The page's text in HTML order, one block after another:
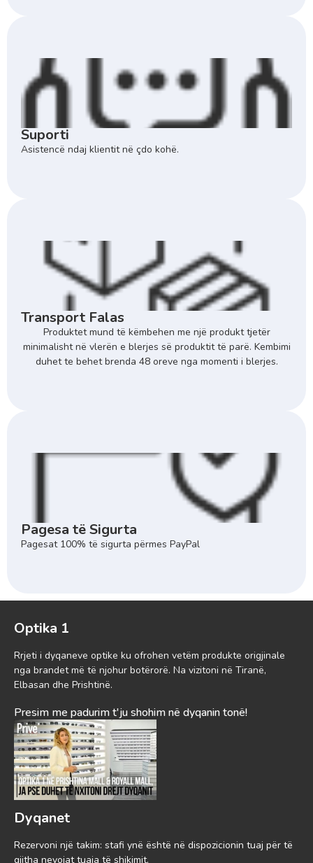
Suporti
Asistencë ndaj klientit në çdo kohë.
Transport Falas
Produktet mund të këmbehen me një produkt tjetër
minimalisht në vlerën e blerjes së produktit të parë. Kembimi
duhet te behet brenda 48 oreve nga momenti i blerjes.
Pagesa të Sigurta
Pagesat 100% të sigurta përmes PayPal
Optika 1
Rrjeti i dyqaneve optike ku ofrohen vetëm produkte origjinale
nga brandet më të njohur botërorë. Na vizitoni në Tiranë,
Elbasan dhe Prishtinë.
Presim me padurim t'ju shohim në dyqanin tonë!
Dyqanet
Rezervoni një takim: stafi ynë është në dispozicionin tuaj për të
gjitha nevojat tuaja të shikimit.